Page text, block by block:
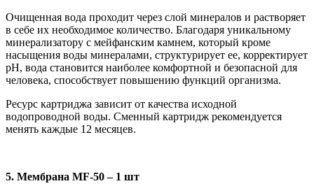
Очищенная вода проходит через слой минералов и растворяет
в себе их необходимое количество. Благодаря уникальному
минерализатору с мейфанским камнем, который кроме
насыщения воды минералами, структурирует ее, корректирует
рН, вода становится наиболее комфортной и безопасной для
человека, способствует повышению функций организма.
Ресурс картриджа зависит от качества исходной
водопроводной воды. Сменный картридж рекомендуется
менять каждые 12 месяцев.
5. Мембрана MF-50 – 1 шт